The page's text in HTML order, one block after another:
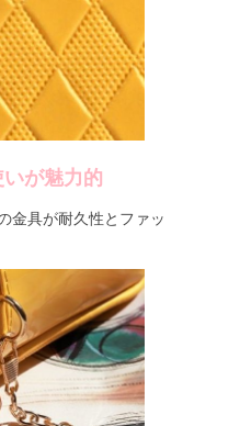
が魅力的
金具が耐久性とファッ